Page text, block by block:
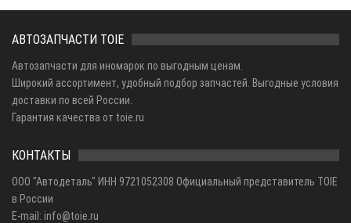
АВТОЗАПЧАСТИ TOIE
Автозапчасти для иномарок по выгодным ценам.
Широкий ассортимент, удобный подбор запчастей. Выгодные условия
доставки по всей России.
Гарантия качества от toie.ru
КОНТАКТЫ
ООО "Автодеталь" ИНН 9721052308 Официальный представитель TOIE
в России
E-mail: info@toie.ru